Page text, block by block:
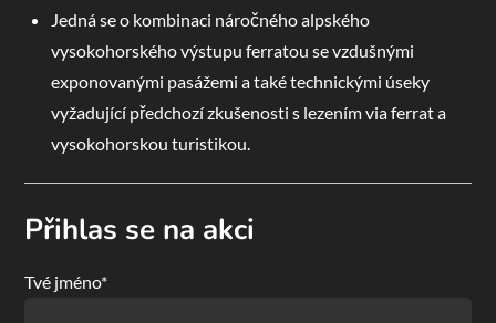
Jedná se o kombinaci náročného alpského
vysokohorského výstupu ferratou se vzdušnými
exponovanými pasážemi a také technickými úseky
vyžadující předchozí zkušenosti s lezením via ferrat a
vysokohorskou turistikou.
Přihlas se na akci
Tvé jméno*